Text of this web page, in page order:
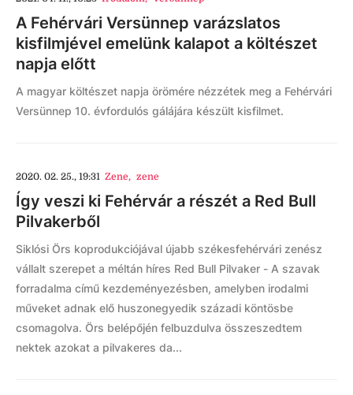
A Fehérvári Versünnep varázslatos
kisfilmjével emelünk kalapot a költészet
napja előtt
A magyar költészet napja örömére nézzétek meg a Fehérvári
Versünnep 10. évfordulós gálájára készült kisfilmet.
2020. 02. 25., 19:31 Zene, zene
Így veszi ki Fehérvár a részét a Red Bull
Pilvakerből
Siklósi Örs koprodukciójával újabb székesfehérvári zenész
vállalt szerepet a méltán híres Red Bull Pilvaker - A szavak
forradalma című kezdeményezésben, amelyben irodalmi
műveket adnak elő huszonegyedik századi köntösbe
csomagolva. Örs belépőjén felbuzdulva összeszedtem
nektek azokat a pilvakeres da...